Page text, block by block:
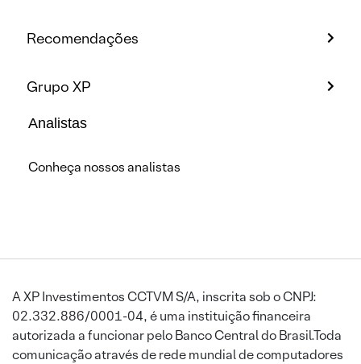
Recomendações
Grupo XP
Analistas
Conheça nossos analistas
A XP Investimentos CCTVM S/A, inscrita sob o CNPJ:
02.332.886/0001-04, é uma instituição financeira
autorizada a funcionar pelo Banco Central do Brasil.Toda
comunicação através de rede mundial de computadores